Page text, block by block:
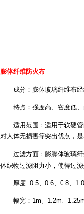
膨体纤维防火布
成分：膨体玻璃纤维布经
特点：强度高、密度低、
适用范围：适用于软硬管
对人体无损害等突出优点，是
过滤方面：膨膨体玻璃纤
体织物过滤阻力小，使得过
厚度: 0.5、0.6、0.8、1.0
幅宽：1m、1.2m、1.25m